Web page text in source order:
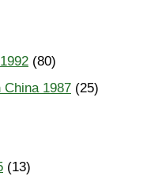
(80)
1987 (25)
(13)